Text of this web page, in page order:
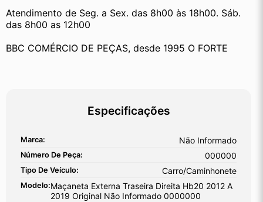
Atendimento de Seg. a Sex. das 8h00 às 18h00. Sáb.
das 8h00 as 12h00
BBC COMÉRCIO DE PEÇAS, desde 1995 O FORTE
Especificações
Marca: Não Informado
Número De Peça: 000000
Tipo De Veículo: Carro/Caminhonete
Modelo:Maçaneta Externa Traseira Direita Hb20 2012 A
2019 Original Não Informado 0000000